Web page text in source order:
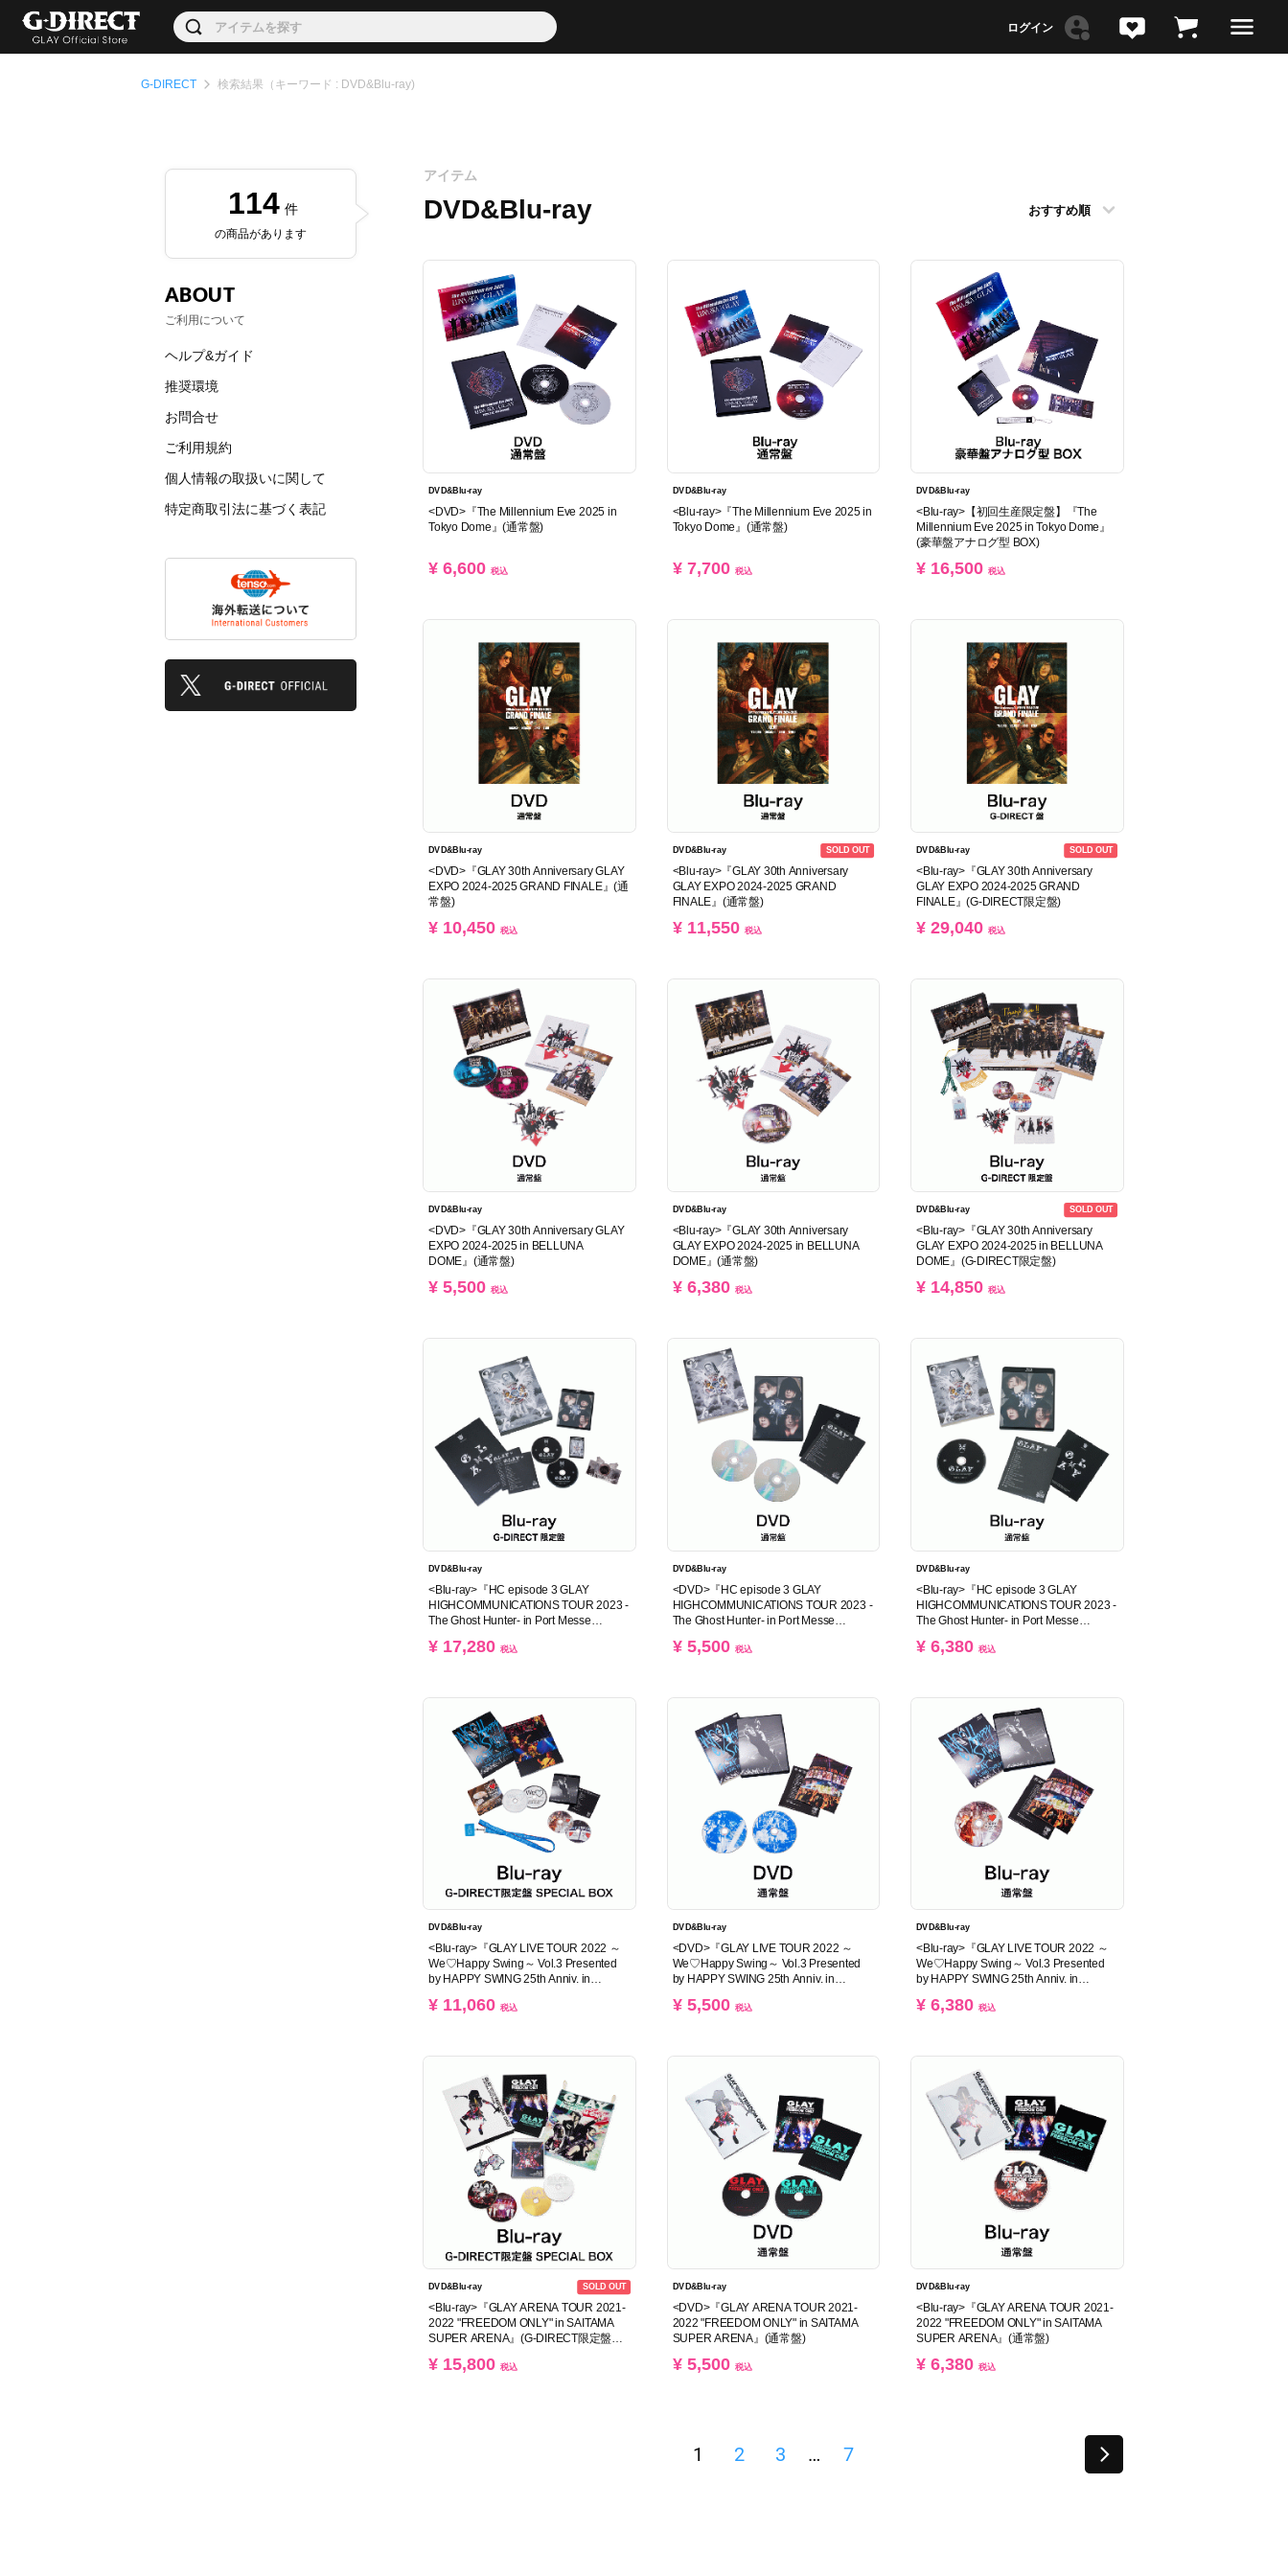
G-DIRECT 検索結果（キーワード : DVD&Blu-ray)
アイテム
DVD&Blu-ray
DVD&Blu-ray
<DVD>『The Millennium Eve 2025 in
Tokyo Dome』(通常盤)
¥ 6,600税込
DVD&Blu-ray
<Blu-ray>『The Millennium Eve 2025 in
Tokyo Dome』(通常盤)
¥ 7,700 税込
DVD&Blu-ray
<Blu-ray>【初回生産限定盤】『The
Millennium Eve 2025 in Tokyo Dome』
(豪華盤アナログ型 BOX)
¥ 16,500 税込
DVD&Blu-ray
<DVD>『GLAY 30th Anniversary GLAY
EXPO 2024-2025 GRAND FINALE』(通
常盤)
¥ 10,450税込
SOLD OUT
DVD&Blu-ray
<Blu-ray>『GLAY 30th Anniversary
GLAY EXPO 2024-2025 GRAND
FINALE』(通常盤)
¥ 11,550 税込
SOLD OUT
DVD&Blu-ray
<Blu-ray>『GLAY 30th Anniversary
GLAY EXPO 2024-2025 GRAND
FINALE』(G-DIRECT限定盤)
¥ 29,040 税込
DVD&Blu-ray
<DVD>『GLAY 30th Anniversary GLAY
EXPO 2024-2025 in BELLUNA
DOME』(通常盤)
¥ 5,500税込
DVD&Blu-ray
<Blu-ray>『GLAY 30th Anniversary
GLAY EXPO 2024-2025 in BELLUNA
DOME』(通常盤)
¥ 6,380 税込
SOLD OUT
DVD&Blu-ray
<Blu-ray>『GLAY 30th Anniversary
GLAY EXPO 2024-2025 in BELLUNA
DOME』(G-DIRECT限定盤)
¥ 14,850 税込
DVD&Blu-ray
<Blu-ray>『HC episode 3 GLAY
HIGHCOMMUNICATIONS TOUR 2023 -
The Ghost Hunter- in Port Messe
¥ 17,280税込
DVD&Blu-ray
<DVD>『HC episode 3 GLAY
HIGHCOMMUNICATIONS TOUR 2023 -
The Ghost Hunter- in Port Messe
¥ 5,500 税込
DVD&Blu-ray
<Blu-ray>『HC episode 3 GLAY
HIGHCOMMUNICATIONS TOUR 2023 -
The Ghost Hunter- in Port Messe
¥ 6,380 税込
DVD&Blu-ray
<Blu-ray>『GLAY LIVE TOUR 2022 ～
We♡Happy Swing～ Vol.3 Presented
by HAPPY SWING 25th Anniv. in
盤 SPECIAL BOX)
¥ 11,060税込
DVD&Blu-ray
<DVD>『GLAY LIVE TOUR 2022 ～
We♡Happy Swing～ Vol.3 Presented
by HAPPY SWING 25th Anniv. in
¥ 5,500 税込
DVD&Blu-ray
<Blu-ray>『GLAY LIVE TOUR 2022 ～
We♡Happy Swing～ Vol.3 Presented
by HAPPY SWING 25th Anniv. in
¥ 6,380 税込
SOLD OUT
DVD&Blu-ray
<Blu-ray>『GLAY ARENA TOUR 2021-
2022 "FREEDOM ONLY" in SAITAMA
SUPER ARENA』(G-DIRECT限定盤
¥ 15,800税込
DVD&Blu-ray
<DVD>『GLAY ARENA TOUR 2021-
2022 "FREEDOM ONLY" in SAITAMA
SUPER ARENA』(通常盤)
¥ 5,500 税込
DVD&Blu-ray
<Blu-ray>『GLAY ARENA TOUR 2021-
2022 "FREEDOM ONLY" in SAITAMA
SUPER ARENA』(通常盤)
¥ 6,380 税込
1 2 3 … 7
114 件
の商品があります
ABOUT
ご利用について
ヘルプ&ガイド
推奨環境
お問合せ
ご利用規約
個人情報の取扱いに関して
特定商取引法に基づく表記